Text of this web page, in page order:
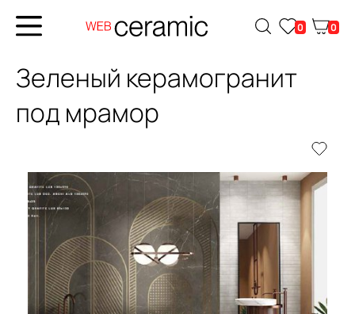
0 0
Зеленый керамогранит
под мрамор